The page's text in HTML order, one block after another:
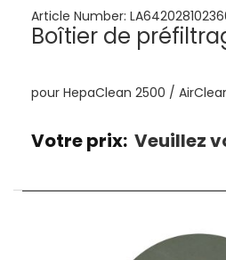
Article Number:
Boîtier de
pour HepaClean 2500 /
Votre prix: Veuillez